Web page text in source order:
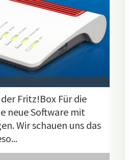
Fritz!Box Für die
neue Software mit
Wir schauen uns das